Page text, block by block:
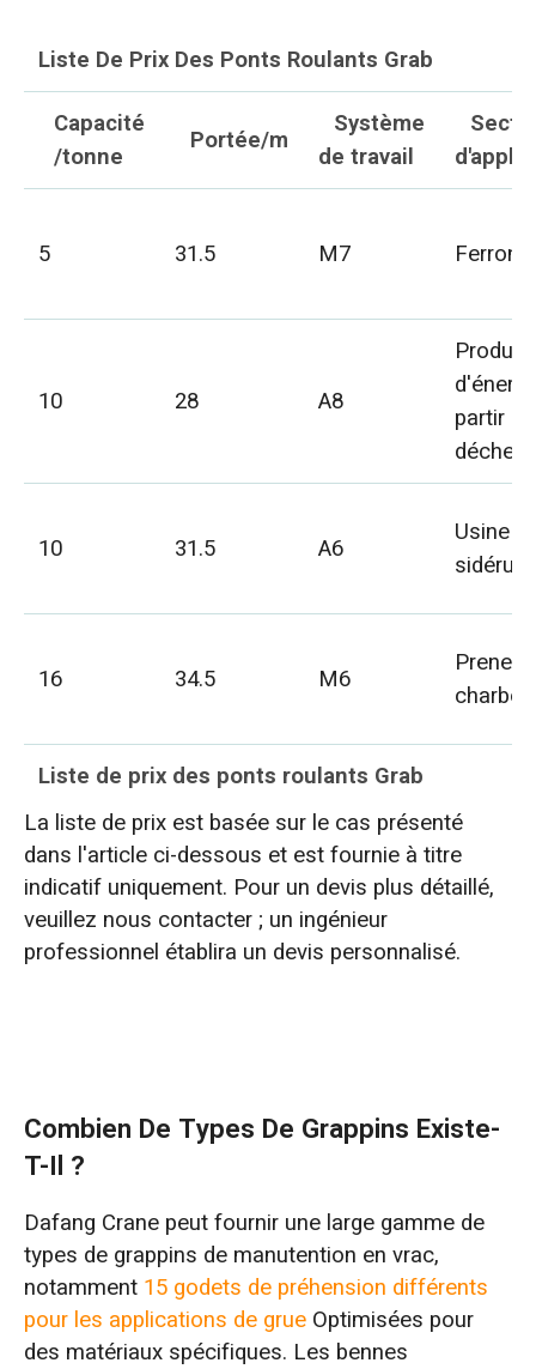
Liste De Prix Des Ponts Roulants Grab
Capacité
/tonne
Portée/m
Système
de travail
5 31.5 M7
10 28 A8
partir de
déchets
10 31.5 A6
Usine
16 34.5 M6
Prenez
Liste de prix des ponts roulants Grab
La liste de prix est basée sur le cas présenté
dans l'article ci-dessous et est fournie à titre
indicatif uniquement. Pour un devis plus détaillé,
veuillez nous contacter ; un ingénieur
professionnel établira un devis personnalisé.
Combien De Types De Grappins Existe-
T-Il ?
Dafang Crane peut fournir une large gamme de
types de grappins de manutention en vrac,
notamment 15 godets de préhension différents
pour les applications de grueOptimisées pour
des matériaux spécifiques. Les bennes